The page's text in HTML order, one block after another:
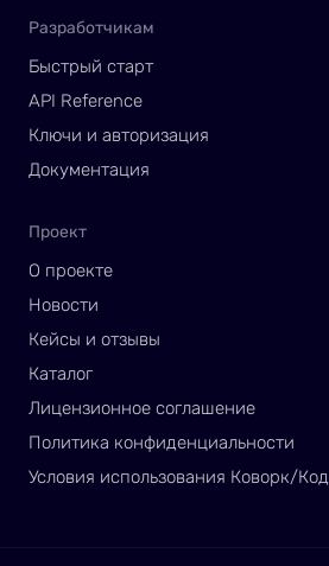
Разработчикам
Быстрый старт
API Reference
Ключи и авторизация
Документация
Проект
О проекте
Новости
Кейсы и отзывы
Каталог
Лицензионное соглашение
Политика конфиденциальности
Условия использования Коворк/Код